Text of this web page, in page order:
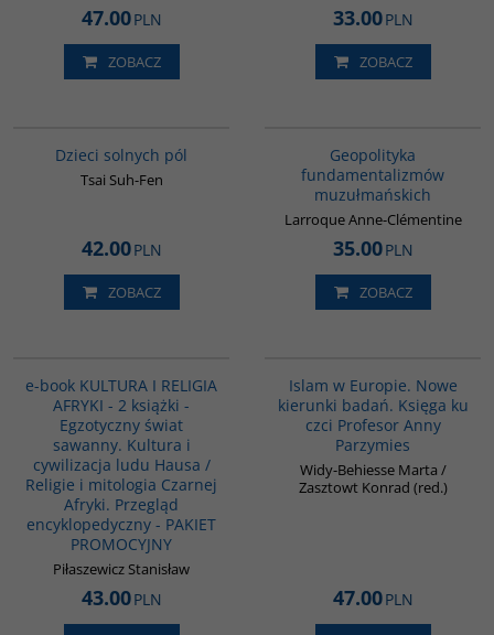
47.00PLN
ZOBACZ
33.00PLN
ZOBACZ
Dzieci solnych pól
Tsai Suh-Fen
42.00PLN
ZOBACZ
Geopolityka
fundamentalizmów
muzułmańskich
Larroque Anne-Clémentine
35.00PLN
ZOBACZ
e-book KULTURA I RELIGIA
AFRYKI - 2 książki -
Egzotyczny świat
sawanny. Kultura i
cywilizacja ludu Hausa /
Religie i mitologia Czarnej
Afryki. Przegląd
encyklopedyczny - PAKIET
PROMOCYJNY
Piłaszewicz Stanisław
43.00PLN
Islam w Europie. Nowe
kierunki badań. Księga ku
czci Profesor Anny
Parzymies
Widy-Behiesse Marta /
Zasztowt Konrad (red.)
47.00PLN